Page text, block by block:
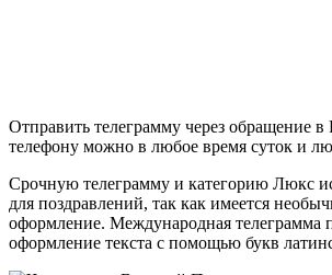
Отправить телеграмму через обращение в
телефону можно в любое время суток и
Срочную телеграмму и категорию Люкс
для поздравлений, так как имеется
оформление. Международная телеграмма
оформление текста с помощью букв